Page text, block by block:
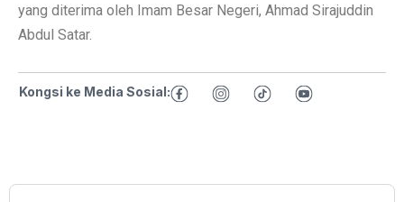
yang diterima oleh Imam Besar Negeri, Ahmad Sirajuddin
Abdul Satar.
Kongsi ke Media Sosial: